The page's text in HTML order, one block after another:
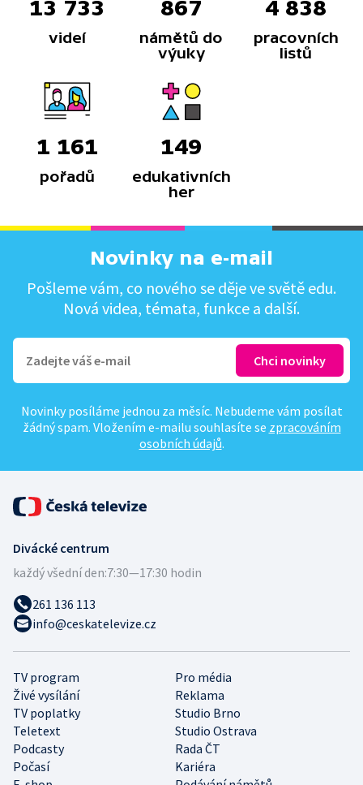
13 733
videí
867
námětů do
výuky
4 838
pracovních
listů
1 161
pořadů
149
edukativních
her
Novinky na e-mail
Pošleme vám, co nového se děje ve světě edu.
Nová videa, témata, funkce a další.
Novinky posíláme jednou za měsíc. Nebudeme vám posílat
žádný spam. Vložením e-mailu souhlasíte se zpracováním
osobních údajů.